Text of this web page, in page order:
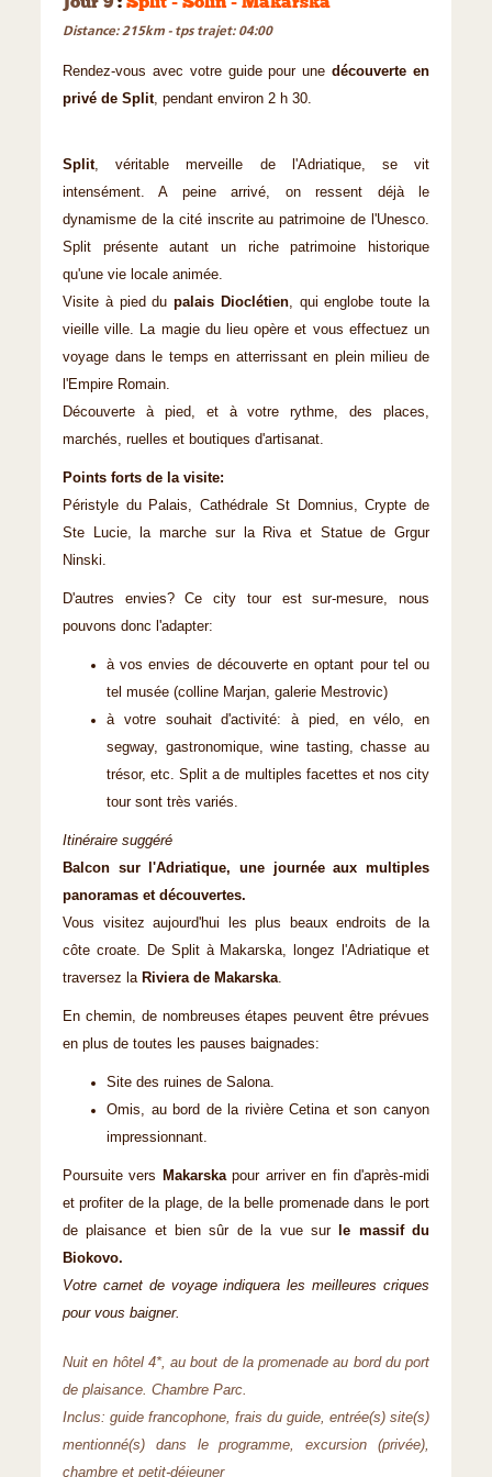
Jour 9: Split - Solin - Makarska
Distance: 215km - tps trajet: 04:00
Rendez-vous avec votre guide pour unedécouverte en
privé de Split, pendant environ 2 h 30.
Split, véritable merveille de l'Adriatique, se vit
intensément. A peine arrivé, on ressent déjà le
dynamisme de la cité inscrite au patrimoine de l'Unesco.
Split présente autant un riche patrimoine historique
qu'une vie locale animée.
Visite à pied dupalais Dioclétien, qui englobe toute la
vieille ville. La magie du lieu opère et vous effectuez un
voyage dans le temps en atterrissant en plein milieu de
l'Empire Romain.
Découverte à pied, et à votre rythme, des places,
marchés, ruelles et boutiques d'artisanat.
Points forts de la visite:
Péristyle du Palais, Cathédrale St Domnius, Crypte de
Ste Lucie, la marche sur la Riva et Statue de Grgur
Ninski.
D'autres envies? Ce city tour est sur-mesure, nous
pouvons donc l'adapter:
à vos envies de découverte en optant pour tel ou
tel musée (colline Marjan, galerie Mestrovic)
à votre souhait d'activité: à pied, en vélo, en
segway, gastronomique, wine tasting, chasse au
trésor, etc. Split a de multiples facettes et nos city
tour sont très variés.
Itinéraire suggéré
Balcon sur l'Adriatique, une journée aux multiples
panoramas et découvertes.
Vous visitez aujourd'hui les plus beaux endroits de la
côte croate. De Split à Makarska, longez l'Adriatique et
traversez la Riviera de Makarska.
En chemin, de nombreuses étapes peuvent être prévues
en plus de toutes les pauses baignades:
Site des ruines de Salona.
Omis, au bord de la rivière Cetina et son canyon
impressionnant.
Poursuite vers Makarskapour arriver en fin d'après-midi
et profiter de la plage, de la belle promenade dans le port
de plaisance et bien sûr de la vue sur
le massif du
Biokovo.
Votre carnet de voyage indiquera les meilleures criques
pour vous baigner.
Nuit en hôtel 4*, au bout de la promenade au bord du port
de plaisance. Chambre Parc.
Inclus: guide francophone, frais du guide, entrée(s) site(s)
mentionné(s) dans le programme, excursion (privée),
chambre et petit-déjeuner